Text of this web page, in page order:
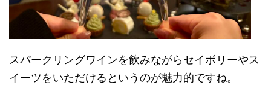
スパークリングワインを飲みながらセイボリーやス
イーツをいただけるというのが魅力的ですね。